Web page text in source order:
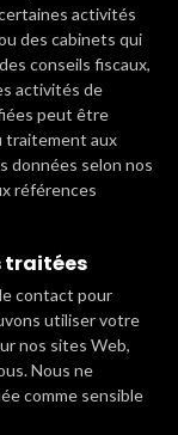
activités
des cabinets qui
conseils fiscaux,
activités de
peut être
traitement aux
données selon nos
références
traitées
contact pour
utiliser votre
nos sites Web,
Nous ne
comme sensible